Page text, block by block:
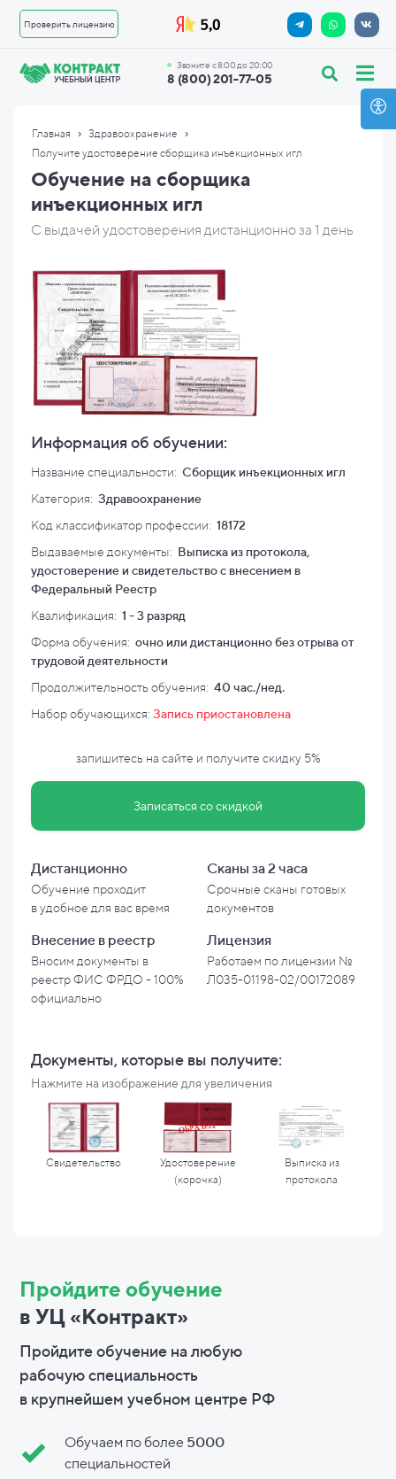
Проверить лицензию
8 (800) 201-77-05
Звоните с 8:00 до 20:00
Главная › Здравоохранение ›
Получите удостоверение сборщика инъекционных игл
Обучение на сборщика
инъекционных игл
С выдачей удостоверения дистанционно за 1 день
Информация об обучении:
Название специальности: Сборщик инъекционных игл
Категория: Здравоохранение
Код классификатор профессии: 18172
Выдаваемые документы: Выписка из протокола,
удостоверение и свидетельство с внесением в
Федеральный Реестр
Квалификация: 1 - 3 разряд
Форма обучения: очно или дистанционно без отрыва от
трудовой деятельности
Продолжительность обучения: 40 час./нед.
Набор обучающихся: Запись приостановлена
запишитесь на сайте и получите скидку 5%
Записаться со скидкой
Дистанционно
Обучение проходит
вудобное для вас время
Сканы за 2 часа
Срочные сканы готовых
документов
Внесение в реестр
Вносим документы в
реестр ФИС ФРДО - 100%
официально
Лицензия
Работаем по лицензии №
Л035-01198-02/00172089
Документы, которые вы получите:
Нажмите на изображение для увеличения
Свидетельство
Удостоверение
(корочка)
Выписка из
протокола
Пройдите обучение
в УЦ «Контракт»
Пройдите обучение на любую
рабочую специальность
в крупнейшем учебном центре РФ
Обучаем по более 5000
специальностей